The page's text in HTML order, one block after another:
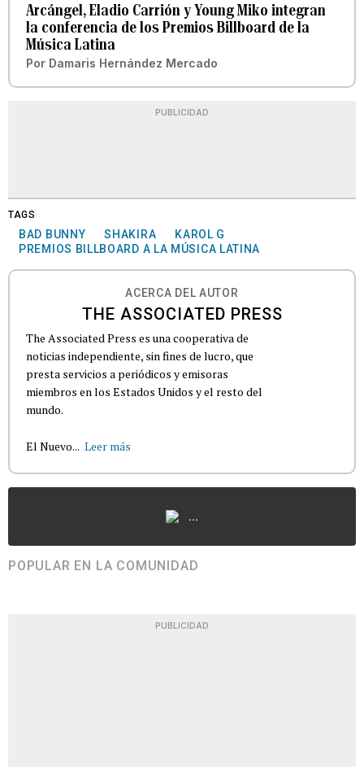
Arcángel, Eladio Carrión y Young Miko integran
la conferencia de los Premios Billboard de la
Música Latina
Por Damaris Hernández Mercado
PUBLICIDAD
TAGS
BAD BUNNY SHAKIRA
KAROL G
PREMIOS BILLBOARD A LA MÚSICA LATINA
ACERCA DEL AUTOR
THE ASSOCIATED PRESS
The Associated Press es una cooperativa de
noticias independiente, sin fines de lucro, que
presta servicios a periódicos y emisoras
miembros en los Estados Unidos y el resto del
mundo.
El Nuevo... Leer más
...
POPULAR EN LA COMUNIDAD
PUBLICIDAD